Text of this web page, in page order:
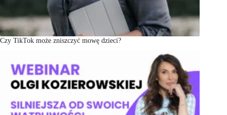
Czy TikTok może zniszczyć mowę dzieci?